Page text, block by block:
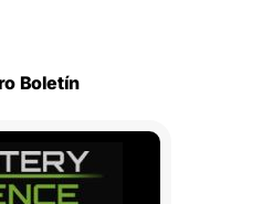
Boletín